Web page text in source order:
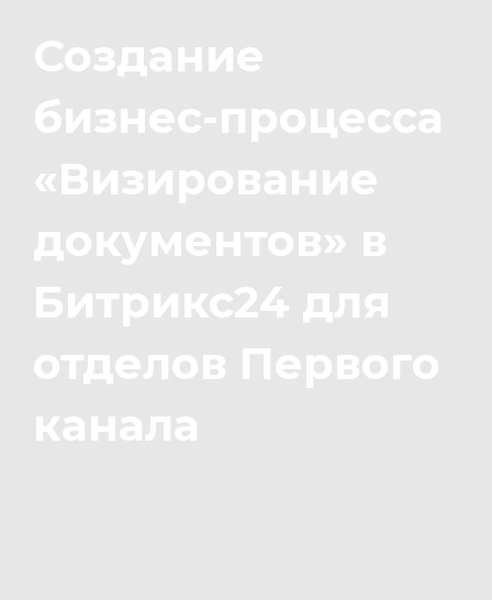
Создание
бизнес-процесса
«Визирование
документов» в
Битрикс24 для
отделов Первого
канала